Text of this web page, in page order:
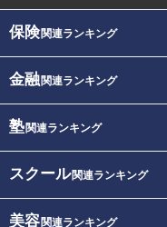
保険関連ランキング
金融関連ランキング
塾関連ランキング
スクール関連ランキング
美容関連ランキング